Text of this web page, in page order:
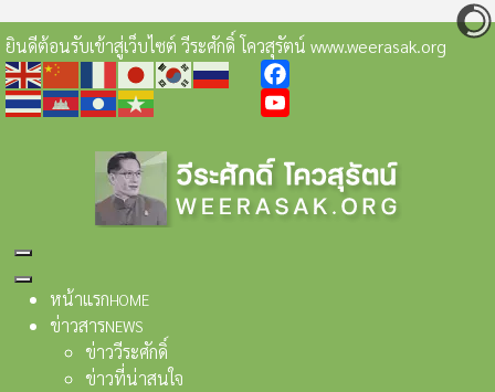
ยินดีต้อนรับเข้าสู่เว็บไซต์ วีระศักดิ์ โควสุรัตน์ www.weerasak.org
Facebook
หน้าแรกHOME
ข่าวสารNEWS
ข่าววีระศักดิ์
ข่าวที่น่าสนใจ